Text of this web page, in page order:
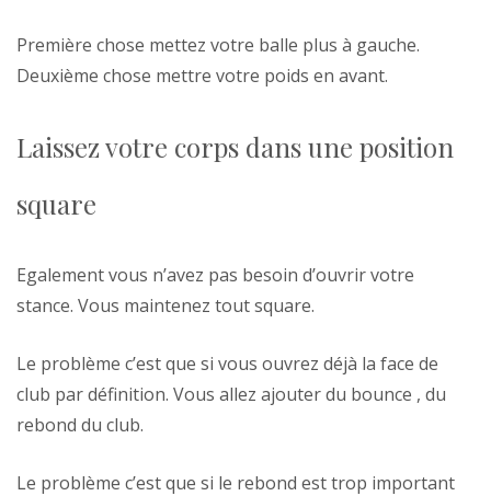
Première chose mettez votre balle plus à gauche.
Deuxième chose mettre votre poids en avant.
Laissez votre corps dans une position
square
Egalement vous n’avez pas besoin d’ouvrir votre
stance. Vous maintenez tout square.
Le problème c’est que si vous ouvrez déjà la face de
club par définition. Vous allez ajouter du bounce , du
rebond du club.
Le problème c’est que si le rebond est trop important